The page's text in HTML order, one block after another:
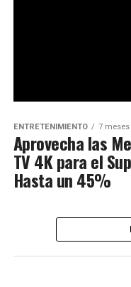
ENTRETENIMIENTO 7 meses
Aprovecha las
TV 4K para el
Hasta un 45%